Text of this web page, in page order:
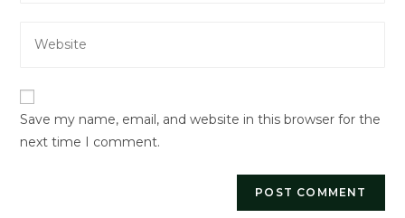
comment
address
your
URL
(optional)
Save my name, email, and website in this browser for the
next time I comment.